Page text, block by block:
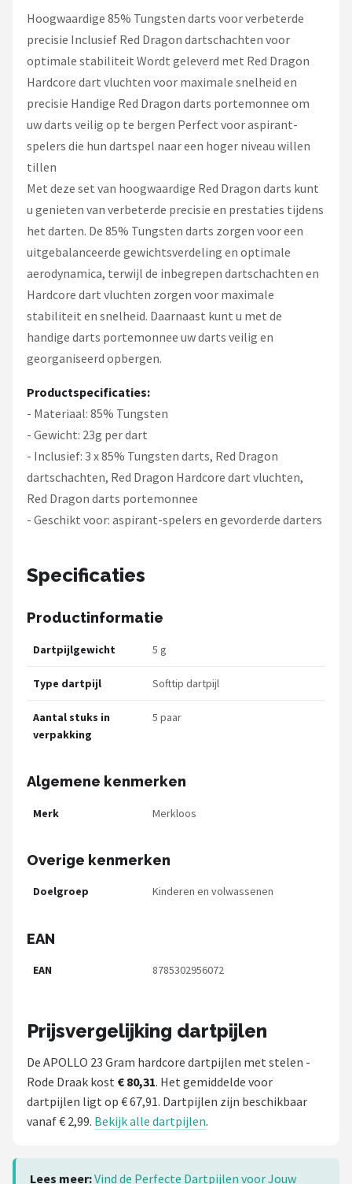
Hoogwaardige 85% Tungsten darts voor verbeterde
precisie Inclusief Red Dragon dartschachten voor
optimale stabiliteit Wordt geleverd met Red Dragon
Hardcore dart vluchten voor maximale snelheid en
precisie Handige Red Dragon darts portemonnee om
uw darts veilig op te bergen Perfect voor aspirant-
spelers die hun dartspel naar een hoger niveau willen
tillen
Met deze set van hoogwaardige Red Dragon darts kunt
u genieten van verbeterde precisie en prestaties tijdens
het darten. De 85% Tungsten darts zorgen voor een
uitgebalanceerde gewichtsverdeling en optimale
aerodynamica, terwijl de inbegrepen dartschachten en
Hardcore dart vluchten zorgen voor maximale
stabiliteit en snelheid. Daarnaast kunt u met de
handige darts portemonnee uw darts veilig en
georganiseerd opbergen.
Productspecificaties:
- Materiaal: 85% Tungsten
- Gewicht: 23g per dart
- Inclusief: 3 x 85% Tungsten darts, Red Dragon
dartschachten, Red Dragon Hardcore dart vluchten,
Red Dragon darts portemonnee
- Geschikt voor: aspirant-spelers en gevorderde darters
Specificaties
Productinformatie
Dartpijlgewicht 5 g
Type dartpijl Softtip dartpijl
Aantal stuks in
verpakking
5 paar
Algemene kenmerken
Merk Merkloos
Overige kenmerken
Doelgroep Kinderen en volwassenen
EAN
EAN 8785302956072
Prijsvergelijking dartpijlen
De APOLLO 23 Gram hardcore dartpijlen met stelen -
Rode Draak kost € 80,31. Het gemiddelde voor
dartpijlen ligt op € 67,91. Dartpijlen zijn beschikbaar
vanaf € 2,99. Bekijk alle dartpijlen.
Lees meer:Vind de Perfecte Dartpijlen voor Jouw